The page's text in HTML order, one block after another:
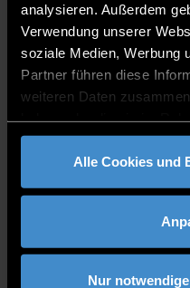
analysieren. Außerdem
Verwendung unserer
soziale Medien, Werbung
Partner führen diese
weiteren Daten
gesammelt haben.
Alle Cookies und
Nur
Standort:
Campus Deggendorf
Ausstattung:
Leistungsspektrum: